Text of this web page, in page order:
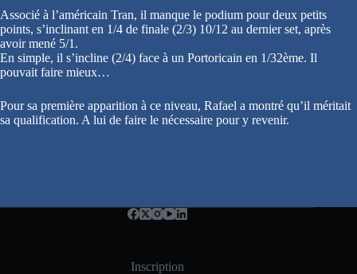
Associé à l’américain Tran, il manque le podium pour deux petits
points, s’inclinant en 1/4 de finale (2/3) 10/12 au dernier set, après
avoir mené 5/1.
En simple, il s’incline (2/4) face à un Portoricain en 1/32ème. Il
pouvait faire mieux…
Pour sa première apparition à ce niveau, Rafael a montré qu’il méritait
sa qualification. A lui de faire le nécessaire pour y revenir.
Inscription